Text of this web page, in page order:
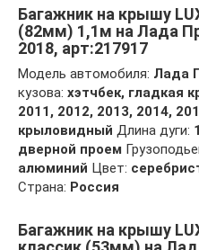
Багажник на крышу
(82мм) 1,1м на Лада
2018, арт:217917
Модель автомобиля: Лада
кузова: хэтчбек, гладкая
2011, 2012, 2013, 2014,
крыловидный Длина дуги:
дверной проем
алюминий Цвет:
Страна: Россия
Багажник на крышу